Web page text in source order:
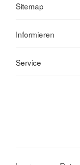
Sitemap
Informieren
Service